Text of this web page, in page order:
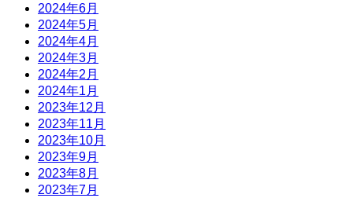
2024年6月
2024年5月
2024年4月
2024年3月
2024年2月
2024年1月
2023年12月
2023年11月
2023年10月
2023年9月
2023年8月
2023年7月